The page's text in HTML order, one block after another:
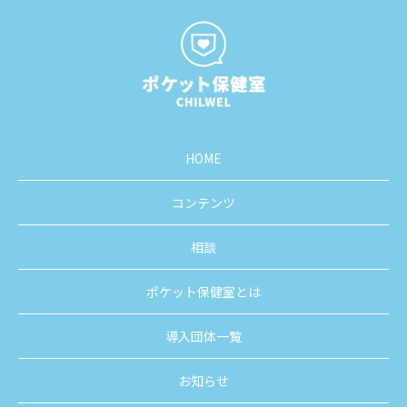
HOME
コンテンツ
相談
ポケット保健室とは
導入団体一覧
お知らせ